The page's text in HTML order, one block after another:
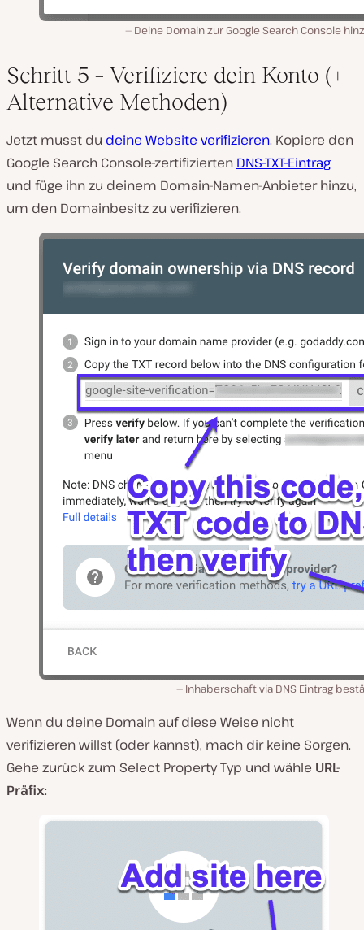
Deine Domain zur Google Search Console
Schritt 5 – Verifiziere dein Konto (+
Alternative Methoden)
Jetzt musst du deine Website verifizieren. Kopiere den
Google Search Console-zertifizierten DNS-TXT-Eintrag
und füge ihn zu deinem Domain-Namen-Anbieter hinzu,
um den Domainbesitz zu verifizieren.
Inhaberschaft via DNS Eintrag
Wenn du deine Domain auf diese Weise nicht
verifizieren willst (oder kannst), mach dir keine Sorgen.
Gehe zurück zum Select Property Typ und wähle URL-
Präfix: